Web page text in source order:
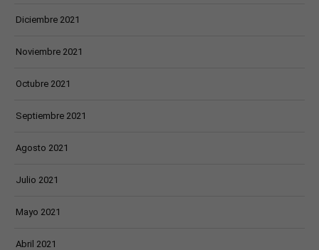
Diciembre 2021
Noviembre 2021
Octubre 2021
Septiembre 2021
Agosto 2021
Julio 2021
Mayo 2021
Abril 2021